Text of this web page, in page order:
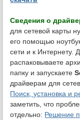
Сведения о
для сетевой карты
его помощью
сети и к Интернету.
распаковываете
папку и запускаете
драйверам для
Поиск, установка и
заметить, что
отдельно: Решение